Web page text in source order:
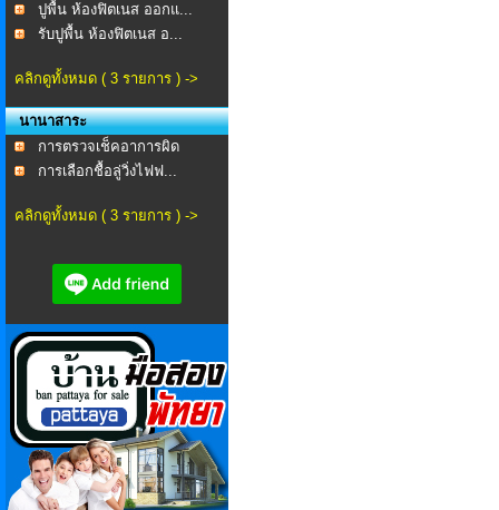
ปูพื้น ห้องฟิตเนส ออกแ...
รับปูพื้น ห้องฟิตเนส อ...
คลิกดูทั้งหมด ( 3 รายการ ) ->
นานาสาระ
การตรวจเช็คอาการผิด
ปกต...การเลือกชื้อลู่วิ่งไฟฟ...
คลิกดูทั้งหมด ( 3 รายการ ) ->